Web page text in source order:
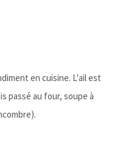
en cuisine. L'ail est
passé au four, soupe à